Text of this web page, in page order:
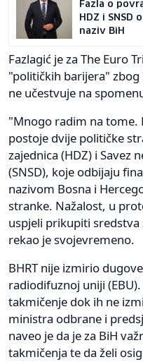
Fazla o
HDZ i
naziv BiH
Fazlagić je za The Euro
"političkih barijera"
ne učestvuje na
"Mnogo radim na tome.
postoje dvije političke
zajednica (HDZ) i Savez
(SNSD), koje odbijaju
nazivom Bosna i
stranke. Nažalost, u
uspjeli prikupiti sredstva
rekao je svojevremeno.
BHRT nije izmirio
radiodifuznoj uniji
takmičenje dok ih ne
ministra odbrane i
naveo je da je za BiH
takmičenja te da želi